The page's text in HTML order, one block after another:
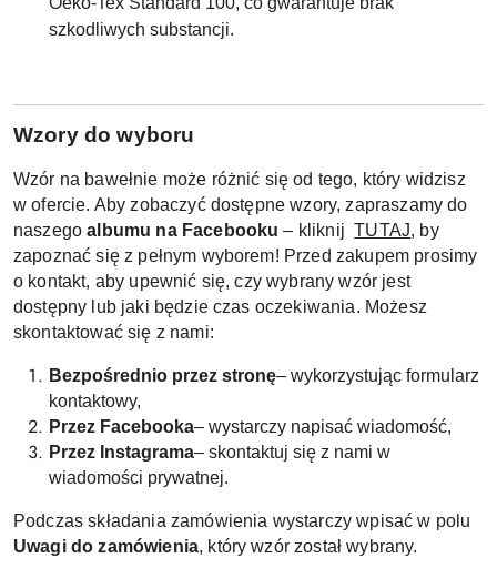
szkodliwych substancji.
Wzory do wyboru
Wzór na bawełnie może różnić się od tego, który widzisz
w ofercie. Aby zobaczyć dostępne wzory, zapraszamy do
naszegoalbumu na Facebooku – kliknij TUTAJ, by
zapoznać się z pełnym wyborem! Przed zakupem prosimy
o kontakt, aby upewnić się, czy wybrany wzór jest
dostępny lub jaki będzie czas oczekiwania. Możesz
skontaktować się z nami:
Bezpośrednio przez stronę– wykorzystując formularz
kontaktowy,
Przez Facebooka– wystarczy napisać wiadomość,
Przez Instagrama– skontaktuj się z nami w
wiadomości prywatnej.
Podczas składania zamówienia wystarczy wpisać w polu
Uwagi do zamówienia, który wzór został wybrany.